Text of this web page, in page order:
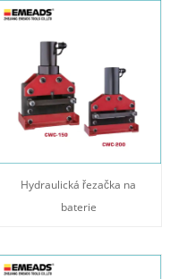
Hydraulická řezačka na
baterie